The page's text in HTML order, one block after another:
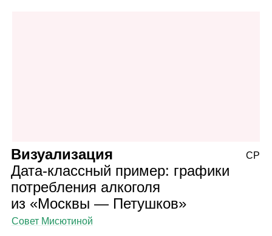
Визуализация
Дата‑классный пример: графики
потребления алкоголя
из «Москвы — Петушков»
Совет Мисютиной
СР